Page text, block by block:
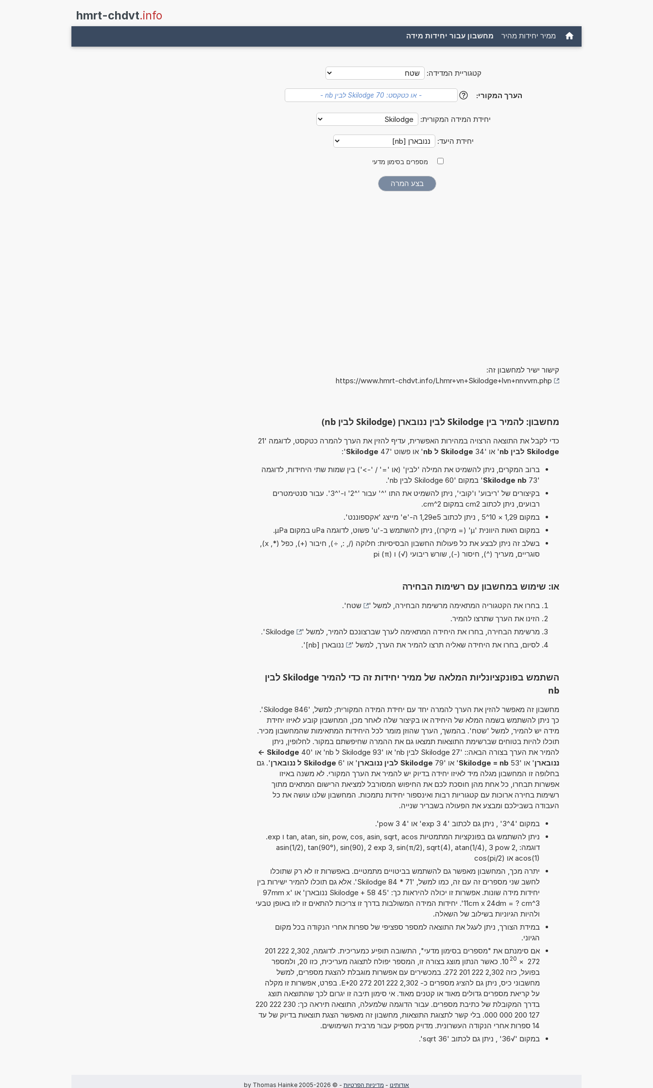
hmrt-chdvt.info
ממיר יחידות מהיר מחשבון עבור יחידות מידה
קטגוריית המדידה:
הערך המקורי: ?
יחידת המידה המקורית:
יחידת היעד:
מספרים בסימון מדעי
קישור ישיר למחשבון זה:
https://www.hmrt-chdvt.info/Lhmr+vn+Skilodge+lvn+nnvvrn.php
מחשבון: להמיר בין Skilodge לבין ננובארן (Skilodge לבין nb)
כדי לקבל את התוצאה הרצויה במהירות האפשרית, עדיף להזין את הערך להמרה כטקסט, לדוגמה '21
Skilodge לבין nb
' או '34 Skilodge ל nb ' או פשוט '47 Skilodge
':
ברוב המקרים, ניתן להשמיט את המילה 'לבין' (או '=' / '->') בין שמות שתי היחידות, לדוגמה
'73
Skilodge nb' במקום '60 Skilodge לבין nb'.
בקיצורים של 'ריבוע' ו'קובי', ניתן להשמיט את התו '^' עבור '^2' ו-'^3'. עבור סנטימטרים
רבועים, ניתן לכתוב cm2 במקום cm^2.
במקום 1,29 × 10^5 , ניתן לכתוב 1,29e5 ה-'e' מייצג 'אקספוננט'.
במקום האות היוונית 'µ' (= מיקרו), ניתן להשתמש ב-'u' פשוט, לדוגמה uPa במקום µPa.
בשלב זה ניתן לבצע את כל פעולות החשבון הבסיסיות: חלוקה (/, :, ÷), חיבור (+), כפל (*, x),
סוגריים, מעריך (^), חיסור (-), שורש ריבועי (√) ו pi (π)
או: שימוש במחשבון עם רשימות הבחירה
בחרו את הקטגוריה המתאימה מרשימת הבחירה, למשל ' שטח'.
הזינו את הערך שתרצו להמיר.
מרשימת הבחירה, בחרו את היחידה המתאימה לערך שברצונכם להמיר, למשל '
Skilodge
'.
לסיום, בחרו את היחידה שאליה תרצו להמיר את הערך, למשל '
ננובארן [nb] '.
השתמש בפונקציונליות המלאה של ממיר יחידות זה כדי להמיר Skilodge לבין
nb
מחשבון זה מאפשר להזין את הערך להמרה יחד עם יחידת המידה המקורית; למשל, '846 Skilodge'.
כך ניתן להשתמש בשמה המלא של היחידה או בקיצור שלה לאחר מכן, המחשבון קובע לאיזו יחידת
מידה יש להמיר, למשל 'שטח'. בהמשך, הערך שהוזן מומר לכל היחידות המתאימות שהמחשבון מכיר.
תוכלו להיות בטוחים שברשימת התוצאות תמצאו גם את ההמרה שחיפשתם במקור. לחלופין, ניתן
להמיר את הערך בצורה הבאה:: '27 Skilodge לבין nb' או '93 Skilodge ל nb' או '40
Skilodge ->
ננובארן' או '53 Skilodge = nb' או '79 Skilodge לבין ננובארן ' או '6 Skilodge ל ננובארן
'. גם
בחלופה זו המחשבון מגלה מיד לאיזו יחידה בדיוק יש להמיר את הערך המקורי. לא משנה באיזו
אפשרות תבחרו, כל אחת מהן חוסכת לכם את החיפוש המסורבל למציאת הרישום המתאים מתוך
רשימות בחירה ארוכות עם קטגוריות רבות ואינספור יחידות נתמכות. המחשבון שלנו עושה את כל
העבודה בשבילכם ומבצע את הפעולה בשבריר שנייה.
במקום '4^3' , ניתן גם לכתוב '4 exp 3' או '4 pow 3'.
ניתן להשתמש גם בפונקציות המתמטיות tan, atan, sin, pow, cos, asin, sqrt, acos ו exp.
דוגמה: asin(1/2), tan(90°), sin(90), 2 exp 3, sin(π/2), sqrt(4), atan(1/4), 3 pow 2,
acos(1) או cos(pi/2)
יתרה מכך, המחשבון מאפשר גם להשתמש בביטויים מתמטיים. באפשרות זו לא רק שתוכלו
לחשב שני מספרים זה עם זה, כמו למשל, '71 * 84 Skilodge'. אלא גם תוכלו להמיר ישירות בין
יחידות מידה שונות. אפשרות זו יכולה להיראות כך: '45 Skilodge + 58 ננובארן' או '97mm x
11cm x 24dm = ? cm^3'. יחידות המידה המשולבות בדרך זו צריכות להתאים זו לזו באופן טבעי
ולהיות הגיוניות בשילוב של השאלה.
במידת הצורך, ניתן לעגל את התוצאה למספר ספציפי של ספרות אחרי הנקודה בכל מקום
הגיוני.
אם סימנתם את "מספרים בסימון מדעי", התשובה תופיע כמעריכית. לדוגמה, 2,302 222 201
272
×
10 20
. כאשר הנתון מוצג בצורה זו, המספר יפולח לתצוגה מעריכית, כזו 20, ולמספר
בפועל, כזה 2,302 222 201 272. במכשירים עם אפשרות מוגבלת להצגת מספרים, למשל
מחשבוני כיס, ניתן גם להציג מספרים כ- 2,302 222 201 272 E+20. בפרט, אפשרות זו מקלה
על קריאת מספרים גדולים מאוד או קטנים מאוד. אי סימון תיבה זו יגרום לכך שהתוצאה תוצג
בדרך המקובלת של כתיבת מספרים. עבור הדוגמה שלמעלה, התוצאה תיראה כך: 230 222 220
127 200 000 000. בלי קשר לתצוגת התוצאות, מחשבון זה מאפשר הצגת תוצאות בדיוק של עד
14 ספרות אחרי הנקודה העשרונית. מדויק מספיק עבור מרבית השימושים.
במקום '√36' , ניתן גם לכתוב 'sqrt 36'.
אודותינו - מדיניות הפרטיות - © 2005-2026 by Thomas Hainke